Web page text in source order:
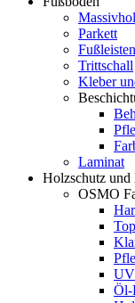
Parkett
Fußleisten
Trittschall
Kleber
Laminat
Holzschutz und
OSMO
Öl-